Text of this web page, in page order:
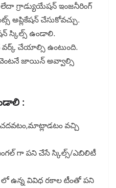
గ్రాడ్యుయేషన్ ఇంజనీరింగ్
అప్లికేషన్ చేసుకోవచ్చు.
స్కిల్స్ ఉండాలి.
వర్క్ చేయాల్సి ఉంటుంది.
జాయిన్ అవ్వాల్సి
:
వచ్చి
గా పని చేసే స్కిల్స్/ఎబిలిటీ
లో ఉన్న వివిధ రకాల టీంతో పని